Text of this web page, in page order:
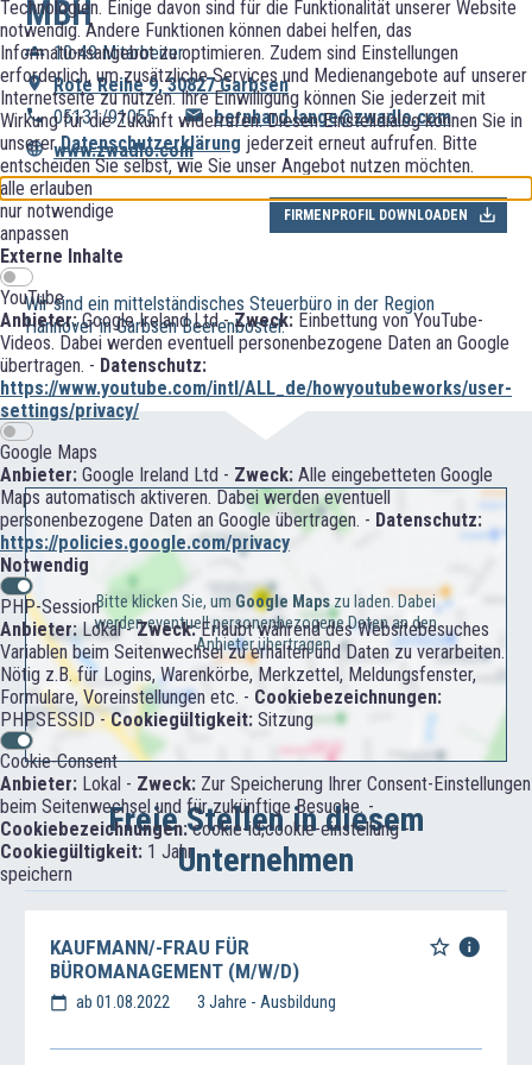
Technologien. Einige davon sind für die Funktionalität unserer Website
notwendig. Andere Funktionen können dabei helfen, das
Informationsangebot zu optimieren. Zudem sind Einstellungen
erforderlich, um zusätzliche Services und Medienangebote auf unserer
Internetseite zu nutzen. Ihre Einwilligung können Sie jederzeit mit
Wirkung für die Zukunft widerrufen. Diesen Einstelldialog können Sie in
unsererDatenschutzerklärung jederzeit erneut aufrufen. Bitte
entscheiden Sie selbst, wie Sie unser Angebot nutzen möchten.
alle erlauben
nur notwendige
anpassen
Externe Inhalte
YouTube
Anbieter:Google Ireland Ltd -Zweck: Einbettung von YouTube-
Videos. Dabei werden eventuell personenbezogene Daten an Google
übertragen. - Datenschutz:
https://www.youtube.com/intl/ALL_de/howyoutubeworks/user-
settings/privacy/
Google Maps
Anbieter: Google Ireland Ltd - Zweck: Alle eingebetteten Google
Maps automatisch aktiveren. Dabei werden eventuell
personenbezogene Daten an Google übertragen. - Datenschutz:
https://policies.google.com/privacy
Notwendig
PHP-Session
Anbieter:Lokal -Zweck:Erlaubt während des Websitebesuches
Variablen beim Seitenwechsel zu erhalten und Daten zu verarbeiten.
Nötig z.B. für Logins, Warenkörbe, Merkzettel, Meldungsfenster,
Formulare, Voreinstellungen etc. - Cookiebezeichnungen:
PHPSESSID -Cookiegültigkeit: Sitzung
Cookie-Consent
Anbieter: Lokal - Zweck: Zur Speicherung Ihrer Consent-Einstellungen
beim Seitenwechsel und für zukünftige Besuche. -
Cookiebezeichnungen:cookie-id;cookie-einstellung -
Cookiegültigkeit: 1 Jahr
speichern
MBH
10-49 Mitarbeiter
Rote Reihe 9, 30827 Garbsen
05131/91055
bernhard.lange@zwadlo.com
www.zwadlo.com
FIRMENPROFIL DOWNLOADEN
Wir sind ein mittelständisches Steuerbüro in der Region
Hannover in Garbsen Beerenbostel.
Bitte klicken Sie, um Google Mapszu laden. Dabei
werden eventuell personenbezogene Daten an den
Anbieter übertragen.
Freie Stellen in diesem
Unternehmen
KAUFMANN/-FRAU FÜR
BÜROMANAGEMENT (M/W/D)
ab 01.08.2022 3 Jahre - Ausbildung